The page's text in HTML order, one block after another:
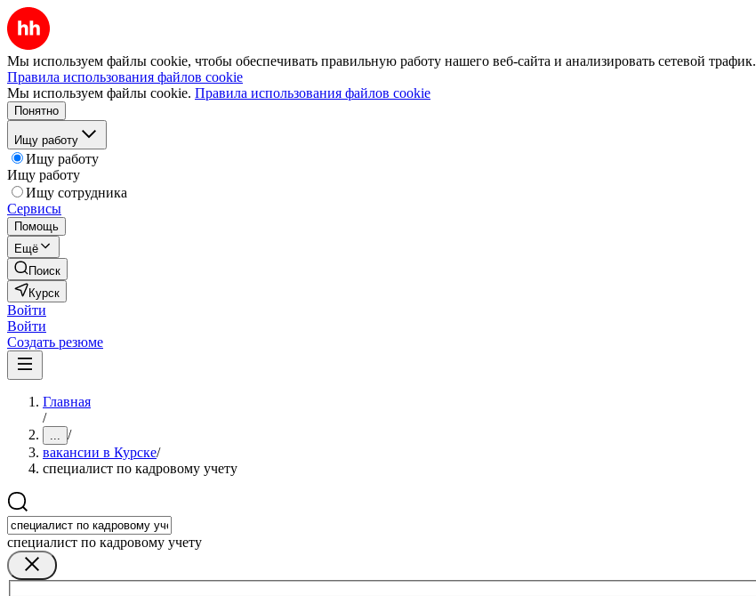
Мы используем файлы cookie, чтобы обеспечивать правильную работу нашего веб-сайта и анализировать сетевой трафик.
Правила использования файлов cookie
Мы используем файлы cookie. Правила использования файлов cookie
Понятно
Ищу работу
Ищу работу
Ищу работу
Ищу сотрудника
Сервисы
Помощь
Ещё
Поиск
Курск
Войти
Войти
Создать резюме
Главная
/
... /
вакансии в Курске/
специалист по кадровому учету
специалист по кадровому учету